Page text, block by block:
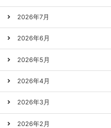
2026年7月
2026年6月
2026年5月
2026年4月
2026年3月
2026年2月